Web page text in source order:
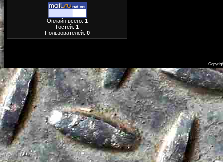
Онлайн всего: 1
Гостей: 1
Пользователей: 0